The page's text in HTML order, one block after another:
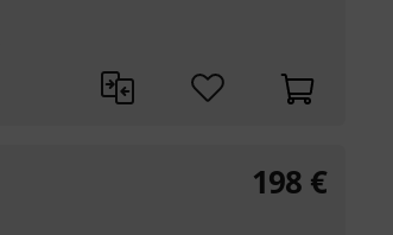
198 €